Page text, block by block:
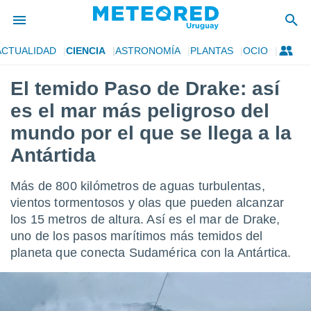
de
ha
para
la
se
a este
las
y
forma
CIENCIA ASTRONOMÍA PLANTAS OCIO
El temido Paso de Drake: así
es el mar más peligroso del
mundo por el que se llega a la
Antártida
Más de 800 kilómetros de aguas turbulentas,
vientos tormentosos y olas que pueden alcanzar
los 15 metros de altura. Así es el mar de Drake,
uno de los pasos marítimos más temidos del
planeta que conecta Sudamérica con la Antártica.